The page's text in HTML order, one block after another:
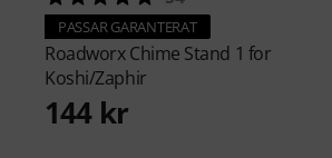
PASSAR GARANTERAT
RoadworxChime Stand 1 for
Koshi/Zaphir
144 kr